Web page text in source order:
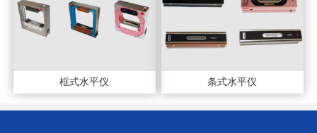
框式水平仪 条式水平仪